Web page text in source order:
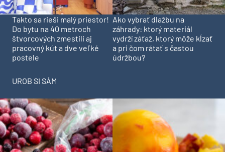
Takto sa rieši malý priestor!
Do bytu na 40 metroch
štvorcových zmestili aj
pracovný kút a dve veľké
postele
Ako vybrať dlažbu na
záhrady: ktorý materiál
vydrží záťaž, ktorý môže kĺzať
a pri čom rátať s častou
údržbou?
UROB SI SÁM